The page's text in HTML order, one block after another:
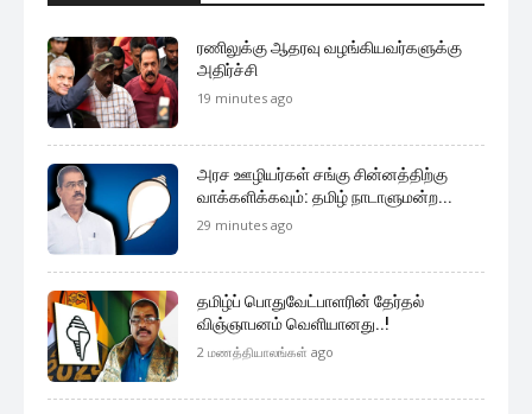
ரணிலுக்கு ஆதரவு வழங்கியவர்களுக்கு
அதிர்ச்சி
19 minutes ago
அரச ஊழியர்கள் சங்கு சின்னத்திற்கு
வாக்களிக்கவும்: தமிழ் நாடாளுமன்ற...
29 minutes ago
தமிழ்ப் பொதுவேட்பாளரின் தேர்தல்
விஞ்ஞாபனம் வெளியானது..!
2 மணத்தியாலங்கள் ago